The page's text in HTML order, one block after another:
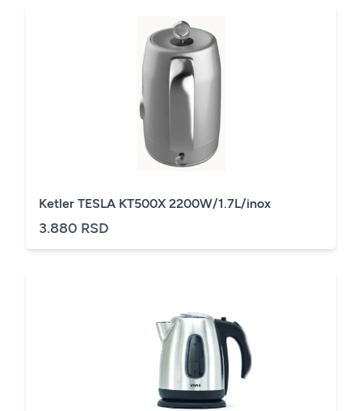
Ketler TESLA KT500X 2200W/1.7L/inox
3.880 RSD